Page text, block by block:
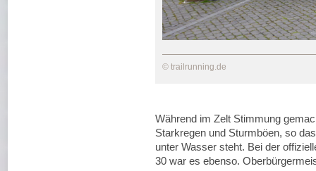
© trailrunning.de
Während im Zelt Stimmung
Starkregen und Sturmböen, so
unter Wasser steht. Bei der
30 war es ebenso.